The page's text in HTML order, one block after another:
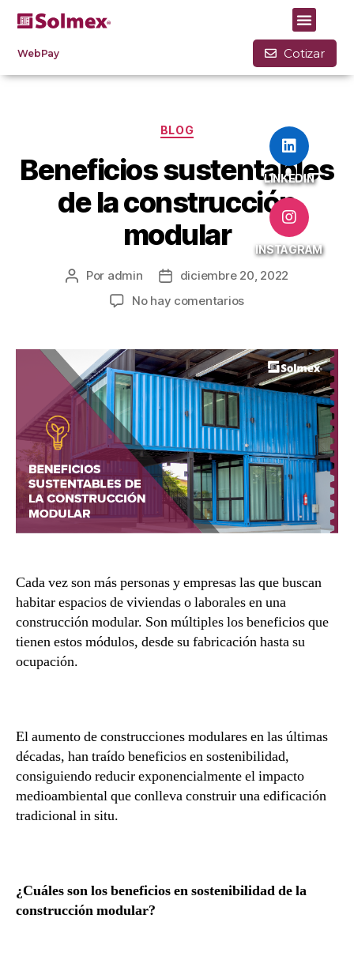
WebPay Cotizar
diciembre 2022
BLOG
Beneficios sustentables
de la construcción
modular
Por admin
diciembre 20, 2022
No hay comentarios
Cada vez son más personas y empresas las que buscan
habitar espacios de viviendas o laborales en una
construcción modular. Son múltiples los beneficios que
tienen estos módulos, desde su fabricación hasta su
ocupación.
El aumento de construcciones modulares en las últimas
décadas, han traído beneficios en sostenibilidad,
consiguiendo reducir exponencialmente el impacto
medioambiental que conlleva construir una edificación
tradicional in situ.
¿Cuáles son los beneficios en sostenibilidad de la
construcción modular?
LINKEDIN
INSTAGRAM